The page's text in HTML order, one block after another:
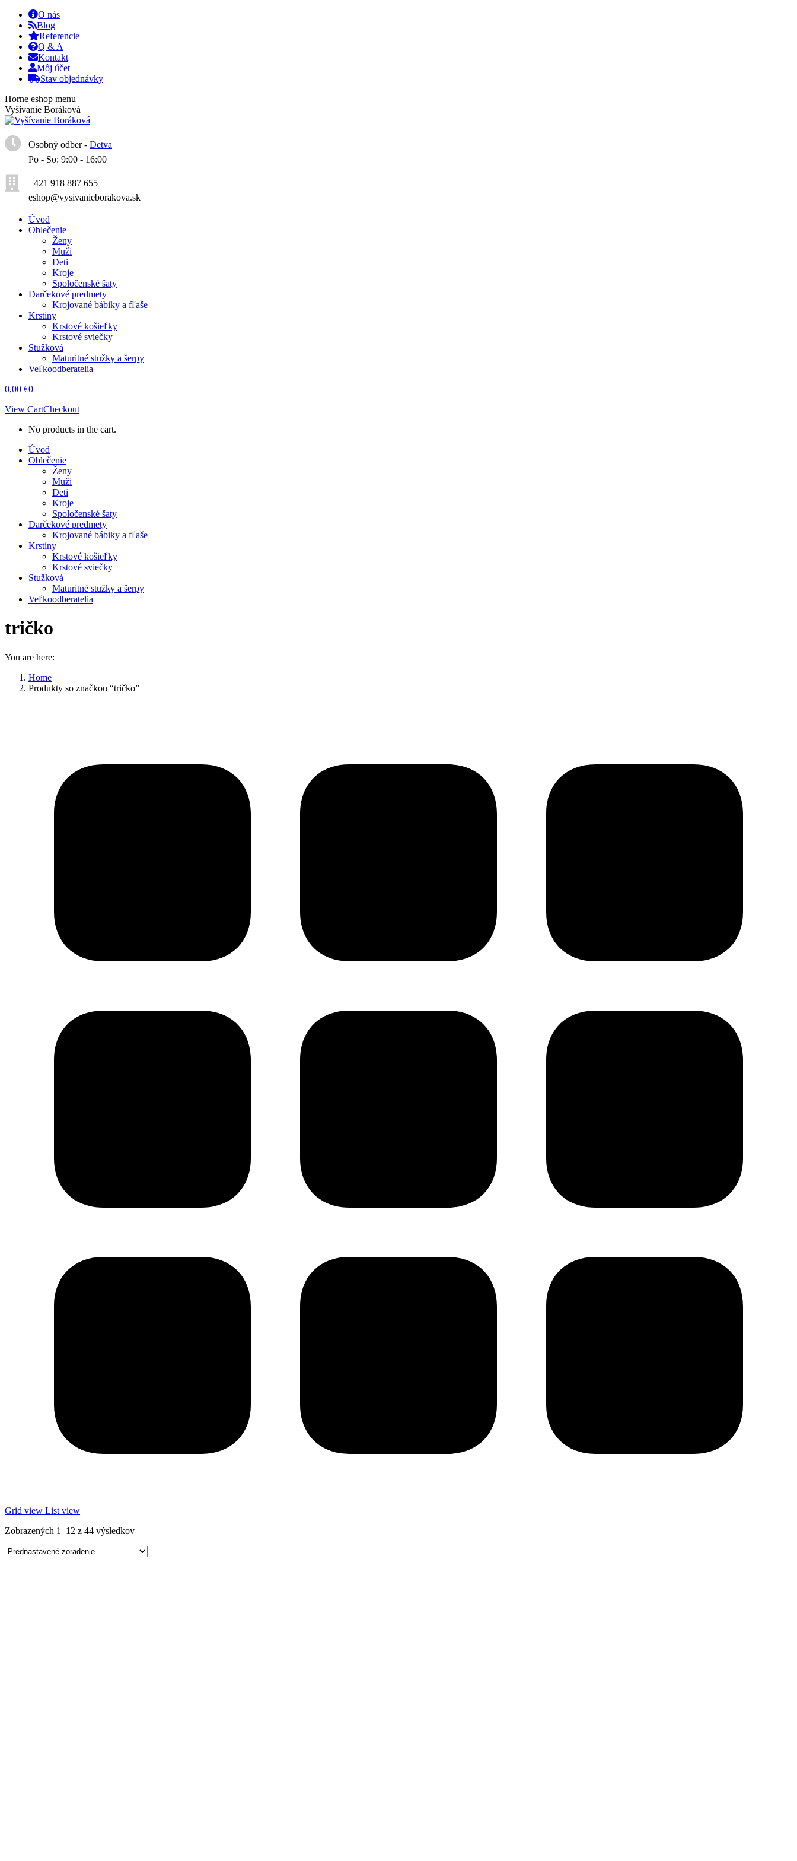
Skip
content
O nás
Blog
Referencie
Q & A
Kontakt
Môj účet
Stav objednávky
Horne eshop menu
Facebook
page
in
new
window
Instagram
page
in
new
window
YouTube
page
in
new
window
Vyšívanie Boráková
Osobný odber - Detva
Po - So: 9:00 - 16:00
+421 918 887 655
eshop@vysivanieborakova.sk
Úvod
Oblečenie
Ženy
Muži
Deti
Kroje
Spoločenské šaty
Darčekové predmety
Krojované bábiky a fľaše
Krstiny
Krstové košieľky
Krstové sviečky
Stužková
Maturitné stužky a šerpy
Veľkoodberatelia
0,00 €0
View CartCheckout
No products in the cart.
Úvod
Oblečenie
Ženy
Muži
Deti
Kroje
Spoločenské šaty
Darčekové predmety
Krojované bábiky a fľaše
Krstiny
Krstové košieľky
Krstové sviečky
Stužková
Maturitné stužky a šerpy
Veľkoodberatelia
tričko
You are here:
Home
Produkty so značkou “tričko”
Grid view List view
Zobrazených 1–12 z 44 výsledkov